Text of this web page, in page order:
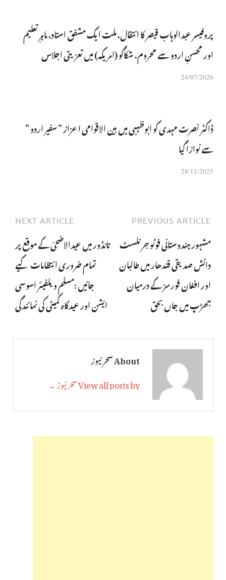
پروفیسر عبدالوہاب قیصر کا انتقال، ملت ایک مشفق استاد، ماہرِتعلیم
اور محسنِ اردو سے محروم، شکاگو (امریکہ) میں تعزیتی اجلاس
24/07/2026
ڈاکٹر نصرت مہدی کو ابوظہبی میں بین الاقوامی اعزاز ” سفیر اردو ”
سے نوازا گیا
28/11/2025
PREVIOUS ARTICLE
مشہور ہندوستانی فوٹو جرنلسٹ
دانش صدیقی قندھار میں طالبان
اور افغان فورسز کے درمیان
جھڑپ میں جاں بحق
NEXT ARTICLE
تانڈور میں عیدالاضحیٰ کے موقع پر
تمام ضروری انتظامات کیے
جائیں :مسلم ویلفیئر اسوسی
ایشن اور عیدگاہ کمیٹی کی نمائندگی
About سحر نیوز
View all posts by سحر نیوز →